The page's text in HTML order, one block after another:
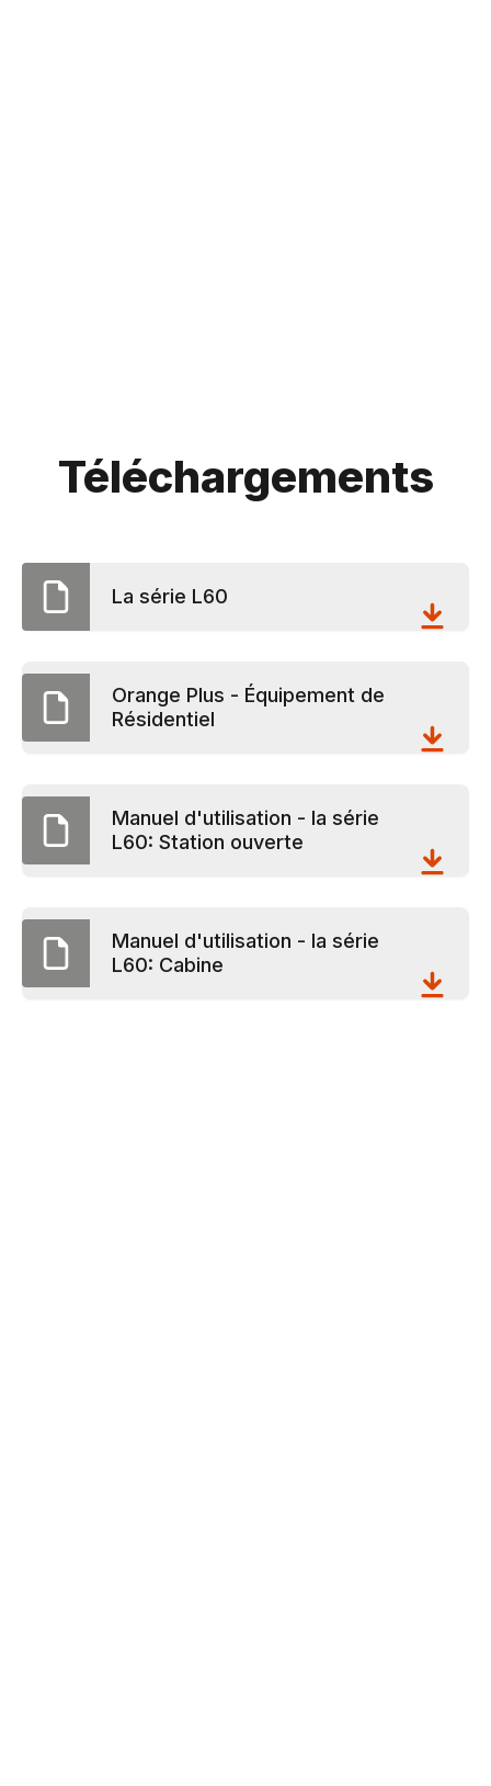
Téléchargements
La série L60
Orange Plus - Équipement de
Résidentiel
Manuel d'utilisation - la série
L60: Station ouverte
Manuel d'utilisation - la série
L60: Cabine